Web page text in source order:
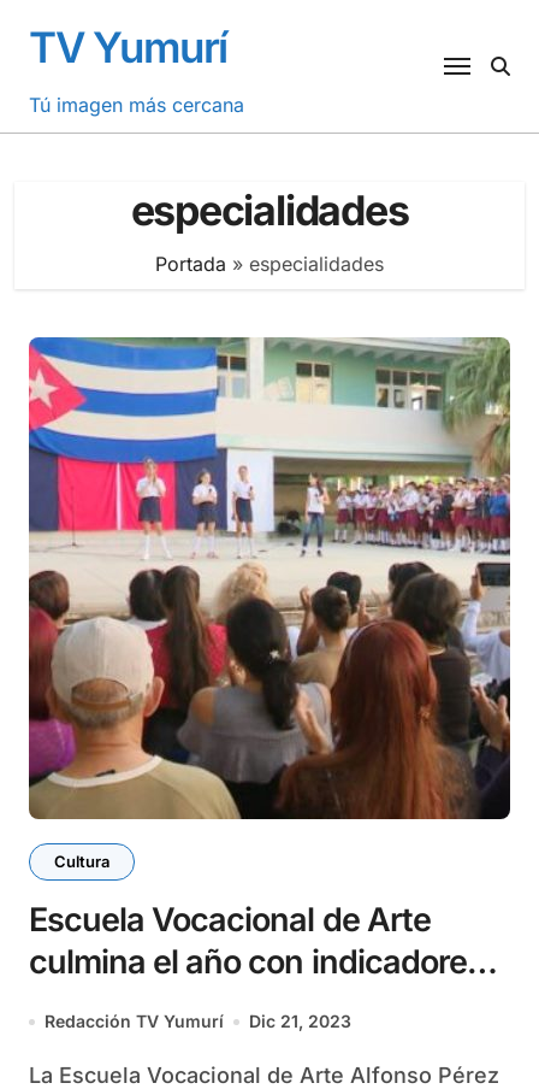
contenido
TV Yumurí
Tú imagen más cercana
especialidades
Portada » especialidades
Cultura
Escuela Vocacional de Arte
culmina el año con indicadores
favorables
Redacción TV Yumurí Dic 21, 2023
La Escuela Vocacional de Arte Alfonso Pérez